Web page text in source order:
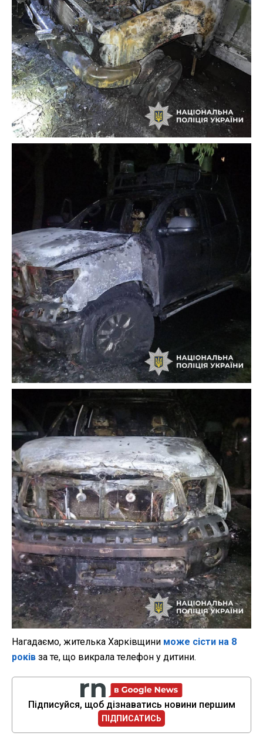
Нагадаємо, жителька Харківщини може сісти на 8
років за те, що викрала телефон у дитини.
Підписуйся, щоб дізнаватись новини першим
ПІДПИСАТИСЬ